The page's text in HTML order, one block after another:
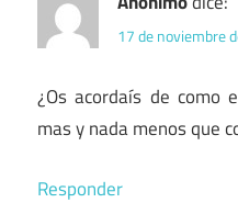
17 de noviembre
¿Os acordaís de como
mas y nada menos que
Responder